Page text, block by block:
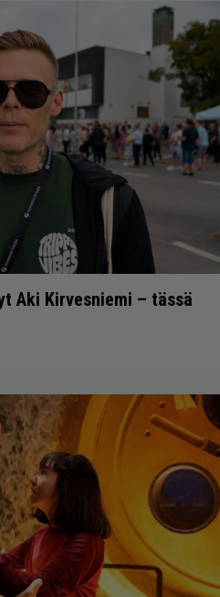
Aki Kirvesniemi – tässä